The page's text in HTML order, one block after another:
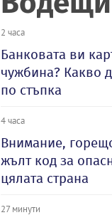
2 часа
Банковата ви
чужбина? Какво
по стъпка
4 часа
Внимание,
жълт код за
цялата страна
27 минути